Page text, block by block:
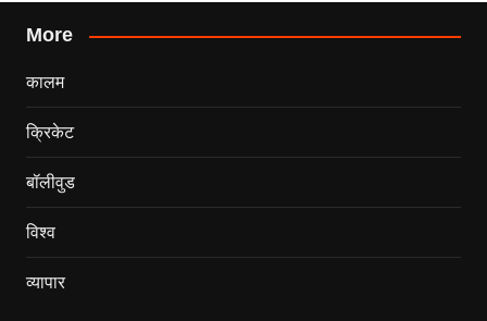
More
कालम
क्रिकेट
बॉलीवुड
विश्व
व्यापार